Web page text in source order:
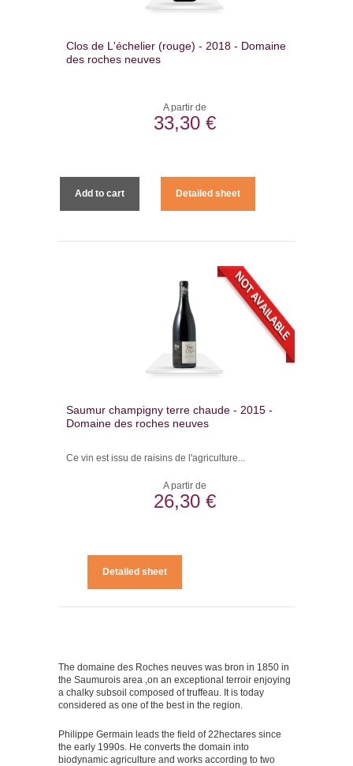
Clos de L'échelier (rouge) - 2018 - Domaine
des roches neuves
A partir de
33,30 €
Add to cart Detailed sheet
Saumur champigny terre chaude - 2015 -
Domaine des roches neuves
Ce vin est issu de raisins de l'agriculture...
A partir de
26,30 €
Detailed sheet
The domaine des Roches neuves was bron in 1850 in
the Saumurois area ,on an exceptional terroir enjoying
a chalky subsoil composed of truffeau. It is today
considered as one of the best in the region.
Philippe Germain leads the field of 22hectares since
the early 1990s. He converts the domain into
biodynamic agriculture and works according to two